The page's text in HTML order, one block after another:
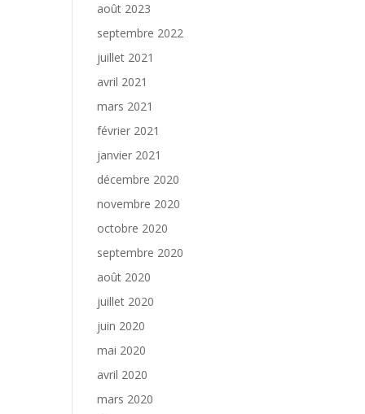
août 2023
septembre 2022
juillet 2021
avril 2021
mars 2021
février 2021
janvier 2021
décembre 2020
novembre 2020
octobre 2020
septembre 2020
août 2020
juillet 2020
juin 2020
mai 2020
avril 2020
mars 2020